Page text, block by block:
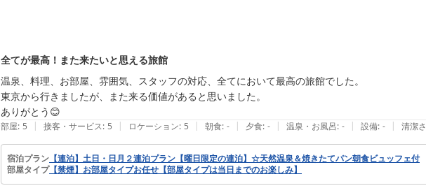
全てが最高！また来たいと思える旅館
温泉、料理、お部屋、雰囲気、スタッフの対応、全てにおいて最高の旅館でした。
東京から行きましたが、また来る価値があると思いました。
ありがとう😊
部屋: 5 | 接客・サービス: 5 | ロケーション: 5 | 朝食: - | 夕食: - | 温泉・お風呂: - | 設備: - | 清潔さ
宿泊プラン 【連泊】土日・日月２連泊プラン【曜日限定の連泊】☆天然温泉＆焼きたてパン朝食ビュッフェ付
部屋タイプ【禁煙】お部屋タイプお任せ【部屋タイプは当日までのお楽しみ】